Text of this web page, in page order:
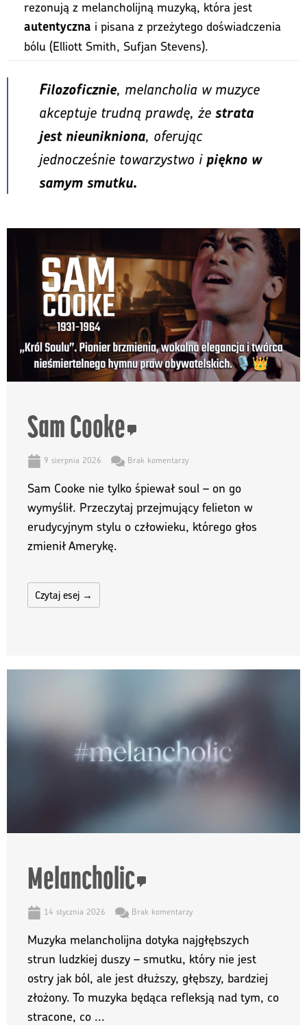
rezonują z melancholijną muzyką, która jest
autentyczna i pisana z przeżytego doświadczenia
bólu (Elliott Smith, Sufjan Stevens).
Filozoficznie, melancholia w muzyce
akceptuje trudną prawdę, że strata
jest nieunikniona, oferując
jednocześnie towarzystwo ipiękno w
samym smutku.
Sam Cooke
9 sierpnia 2026 Brak komentarzy
Sam Cooke nie tylko śpiewał soul – on go
wymyślił. Przeczytaj przejmujący felieton w
erudycyjnym stylu o człowieku, którego głos
zmienił Amerykę.
Czytaj esej →
Melancholic
14 stycznia 2026 Brak komentarzy
Muzyka melancholijna dotyka najgłębszych
strun ludzkiej duszy – smutku, który nie jest
ostry jak ból, ale jest dłuższy, głębszy, bardziej
złożony. To muzyka będąca refleksją nad tym, co
stracone, co ...